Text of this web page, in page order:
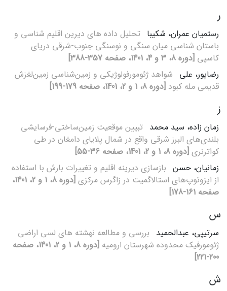
ر
رستمیان عمران، شکیبا تحلیل داده های دیرین اقلیم شناسی و
باستان شناسی میان سنگی و نوسنگی جنوب-شرقی دریای
کاسپی [دوره 8، 3 و 4، 1401، صفحه 357-388]
رضاپور، علی شواهد ژئومورفولوژیکی و زمین‌شناسی زمین‌لغزش
قدیمی مله کبود [دوره 8، 1 و 2، 1401، صفحه 179-199]
ز
زمان زاده، سید محمد تبیین موقعیت زمین‌ساختی-فرسایشی
بلندی‌های البرز شرقی واقع در شمال پلایای دامغان در طی
کواترنری [دوره 8، 1 و 2، 1401، صفحه 36-55]
زمانیان، حسن بازسازی دیرینه اقلیم و تغییرات بارش با استفاده
از ایزوتوپ‌های استالاگمیت در زاگرس مرکزی
[دوره 8، 1 و 2، 1401،
صفحه 161-178]
س
سرتیپی، عبدالحمید بررسی و مطالعه نهشته های لسی اراضی
ژئومورفیک محدوده شهرستان ارومیه
[دوره 8، 1 و 2، 1401، صفحه
200-221]
ش